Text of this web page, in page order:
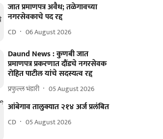
जात प्रमाणपत्र अवैध; तळेगावच्या
नगरसेवकाचे पद रद्द
CD 06 August 2026
Daund News : कुणबी जात
प्रमाणपत्र प्रकरणात दौंडचे नगरसेवक
रोहित पाटील यांचे सदस्यत्व रद्द
प्रफुल्ल भंडारी 05 August 2026
आंबेगाव तालुक्यात २१४ अर्ज प्रलंबित
CD 05 August 2026